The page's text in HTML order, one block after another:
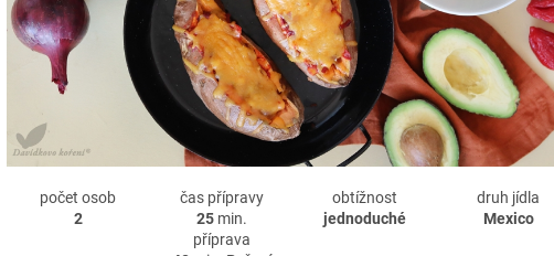
počet osob
2
čas přípravy
25min.
příprava
obtížnost
jednoduché
druh jídla
Mexico